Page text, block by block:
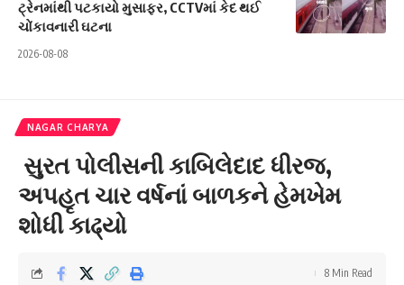
ટ્રેનમાંથી પટકાયો મુસાફર, CCTVમાં કેદ થઈ
ચોંકાવનારી ઘટના
2026-08-08
NAGAR CHARYA
સુરત પોલીસની કાબિલેદાદ ધીરજ,
અપહૃ‍ત ચાર વર્ષનાં બાળકને હેમખેમ
શોધી કાઢ્યો
8 Min Read